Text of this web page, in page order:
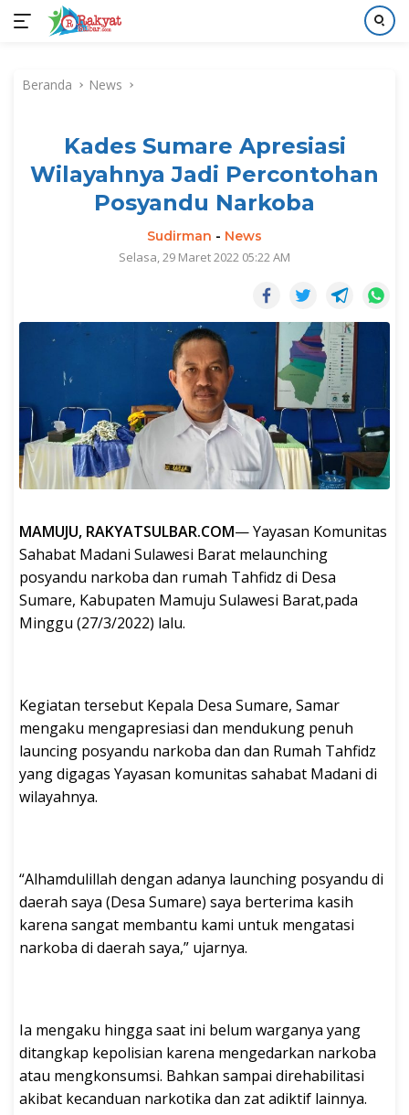
kontenBeranda News
Kades Sumare Apresiasi
Wilayahnya Jadi Percontohan
Posyandu Narkoba
Sudirman - News
Selasa, 29 Maret 2022 05:22 AM
MAMUJU, RAKYATSULBAR.COM— Yayasan Komunitas
Sahabat Madani Sulawesi Barat melaunching
posyandu narkoba dan rumah Tahfidz di Desa
Sumare, Kabupaten Mamuju Sulawesi Barat,pada
Minggu (27/3/2022) lalu.
Kegiatan tersebut Kepala Desa Sumare, Samar
mengaku mengapresiasi dan mendukung penuh
launcing posyandu narkoba dan dan Rumah Tahfidz
yang digagas Yayasan komunitas sahabat Madani di
wilayahnya.
“Alhamdulillah dengan adanya launching posyandu di
daerah saya (Desa Sumare) saya berterima kasih
karena sangat membantu kami untuk mengatasi
narkoba di daerah saya,” ujarnya.
Ia mengaku hingga saat ini belum warganya yang
ditangkap kepolisian karena mengedarkan narkoba
atau mengkonsumsi. Bahkan sampai direhabilitasi
akibat kecanduan narkotika dan zat adiktif lainnya.